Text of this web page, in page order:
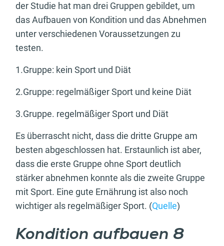
der Studie hat man drei Gruppen gebildet, um
das Aufbauen von Kondition und das Abnehmen
unter verschiedenen Voraussetzungen zu
testen.
1.Gruppe: kein Sport und Diät
2.Gruppe: regelmäßiger Sport und keine Diät
3.Gruppe. regelmäßiger Sport und Diät
Es überrascht nicht, dass die dritte Gruppe am
besten abgeschlossen hat. Erstaunlich ist aber,
dass die erste Gruppe ohne Sport deutlich
stärker abnehmen konnte als die zweite Gruppe
mit Sport. Eine gute Ernährung ist also noch
wichtiger als regelmäßiger Sport. (Quelle)
Kondition aufbauen 8